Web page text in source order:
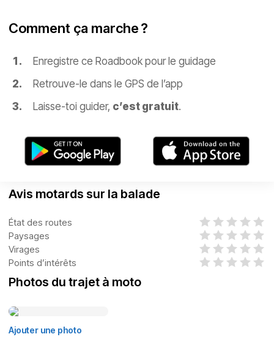
Comment ça marche ?
Enregistre ce Roadbook pour le guidage
Retrouve-le dans le GPS de l’app
Laisse-toi guider, c’est gratuit.
Avis motards sur la balade
État des routes
Paysages
Virages
Points d’intérêts
Photos du trajet à moto
Ajouter une photo